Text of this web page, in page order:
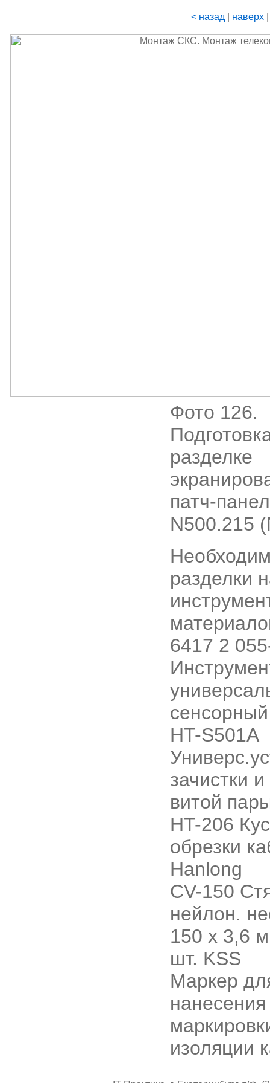
< назад наверх
Фото 126.
разделке
патч-
N500.215
разделки
6417 2
HT-S501A
зачистки
витой
HT-206
обрезки
Hanlong
CV-150
нейлон.
150 х 3,6
шт. KSS
Маркер
нанесения
изоляции